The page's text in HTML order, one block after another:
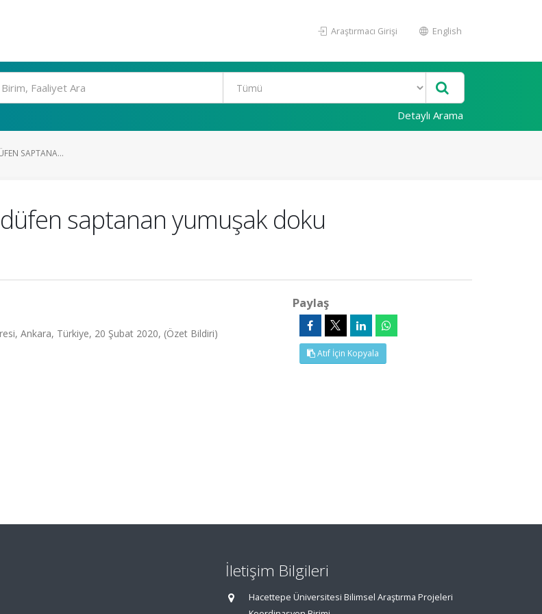
Araştırmacı Girişi English
Detaylı Arama
SAPTANA...
saptanan yumuşak doku
Ankara, Türkiye, 20 Şubat 2020, (Özet Bildiri)
Paylaş
Atıf İçin Kopyala
İletişim Bilgileri
Hacettepe Üniversitesi Bilimsel Araştırma Projeleri